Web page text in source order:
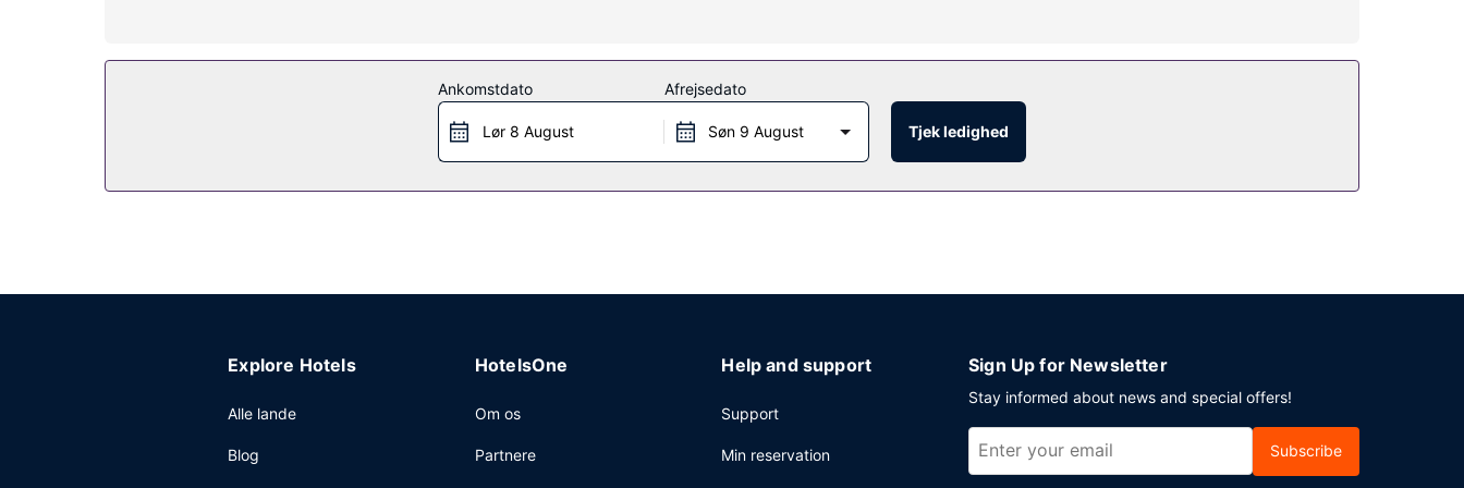
Som gæst på Hotel Restaurant Bellevue har du mulighed for at nyde et måltid på restauranten. Tag forbi baren/loungen, hvor du kan slukke tørsten med din
yndlingsdrink. Morgenmadsbuffet tilbydes mod gebyr dagligt fra kl. 06.30 til kl. 10.00.
Ankomstdato
Lør 8 August
Afrejsedato
Søn 9 August Tjek ledighed
Explore Hotels
Alle lande
Blog
HotelsOne
Om os
Partnere
Help and support
Support
Min reservation
Sign Up for Newsletter
Stay informed about news and special offers!
Subscribe